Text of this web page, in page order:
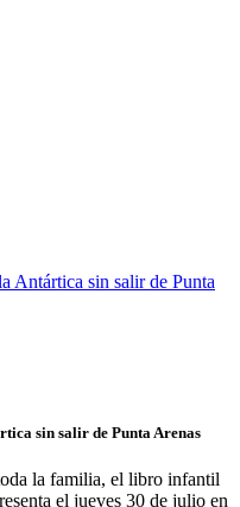
sin salir de Punta Arenas
la familia, el libro infantil
el jueves 30 de julio en